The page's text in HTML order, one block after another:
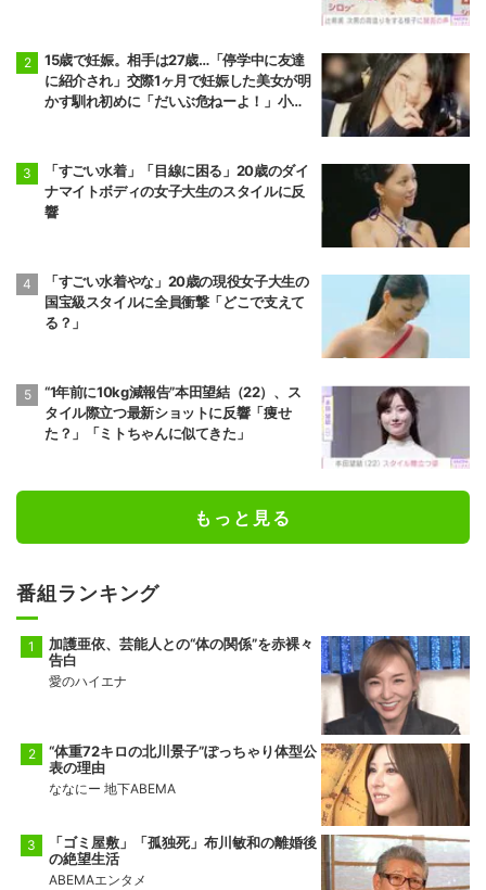
15歳で妊娠。相手は27歳…「停学中に友達
に紹介され」交際1ヶ月で妊娠した美女が明
かす馴れ初めに「だいぶ危ねーよ！」小森
「すごい水着」「目線に困る」20歳のダイ
ナマイトボディの女子大生のスタイルに反
響
「すごい水着やな」20歳の現役女子大生の
国宝級スタイルに全員衝撃「どこで支えて
る？」
“1年前に10kg減報告”本田望結（22）、ス
タイル際立つ最新ショットに反響「痩せ
た？」「ミトちゃんに似てきた」
もっと見る
番組ランキング
加護亜依、芸能人との“体の関係”を赤裸々
告白
愛のハイエナ
“体重72キロの北川景子”ぽっちゃり体型公
表の理由
ななにー 地下ABEMA
「ゴミ屋敷」「孤独死」布川敏和の離婚後
の絶望生活
ABEMAエンタメ